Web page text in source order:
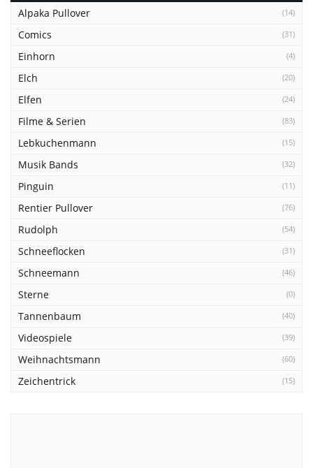
Alpaka Pullover (14)
Comics (31)
Einhorn (4)
Elch (20)
Elfen (24)
Filme & Serien (83)
Lebkuchenmann (15)
Musik Bands (32)
Pinguin (11)
Rentier Pullover (76)
Rudolph (54)
Schneeflocken (31)
Schneemann (46)
Sterne (0)
Tannenbaum (40)
Videospiele (39)
Weihnachtsmann (60)
Zeichentrick (15)